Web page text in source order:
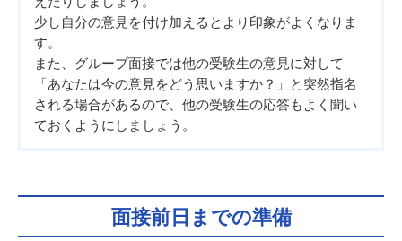
少し自分の意見を付け加えるとより印象がよくなりま
す。
また、グループ面接では他の受験生の意見に対して
「あなたは今の意見をどう思いますか？」と突然指名
される場合があるので、他の受験生の応答もよく聞い
ておくようにしましょう。
面接前日までの準備